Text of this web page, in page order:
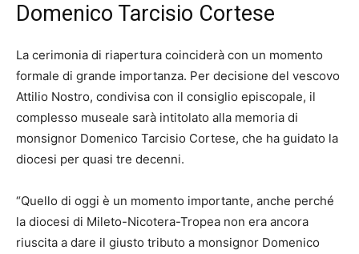
Domenico Tarcisio Cortese
La cerimonia di riapertura coinciderà con un momento
formale di grande importanza. Per decisione del vescovo
Attilio Nostro, condivisa con il consiglio episcopale, il
complesso museale sarà intitolato alla memoria di
monsignor Domenico Tarcisio Cortese, che ha guidato la
diocesi per quasi tre decenni.
“Quello di oggi è un momento importante, anche perché
la diocesi di Mileto-Nicotera-Tropea non era ancora
riuscita a dare il giusto tributo a monsignor Domenico